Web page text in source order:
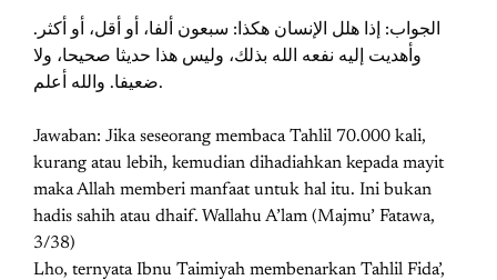
اﻟﺠﻮاﺏ: ﺇﺫا ﻫﻠﻞ اﻹﻧﺴﺎﻥ ﻫﻜﺬا: ﺳﺒﻌﻮﻥ ﺃﻟﻔﺎ، ﺃﻭ ﺃﻗﻞ، ﺃﻭ ﺃﻛﺜﺮ.
ﻭﺃﻫﺪﻳﺖ ﺇﻟﻴﻪ ﻧﻔﻌﻪ اﻟﻠﻪ ﺑﺬﻟﻚ، ﻭﻟﻴﺲ ﻫﺬا ﺣﺪﻳﺜﺎ ﺻﺤﻴﺤﺎ، ﻭﻻ
ﺿﻌﻴﻔﺎ. ﻭاﻟﻠﻪ ﺃﻋﻠﻢ.
Jawaban: Jika seseorang membaca Tahlil 70.000 kali,
kurang atau lebih, kemudian dihadiahkan kepada mayit
maka Allah memberi manfaat untuk hal itu. Ini bukan
hadis sahih atau dhaif. Wallahu A’lam (Majmu’ Fatawa,
3/38)
Lho, ternyata Ibnu Taimiyah membenarkan Tahlil Fida’,